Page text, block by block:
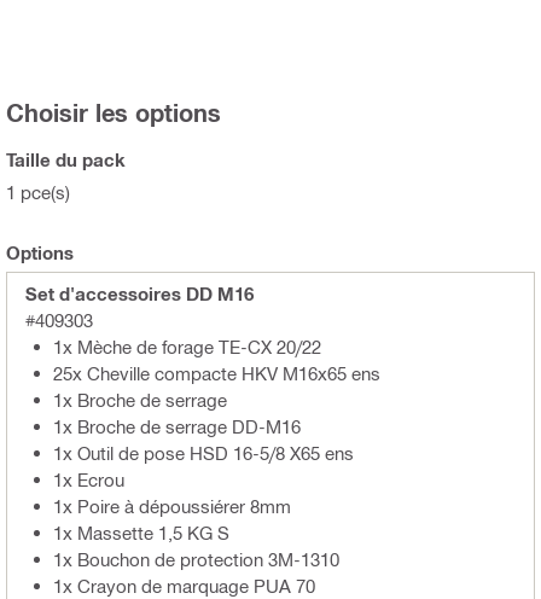
Choisir les options
Taille du pack
1 pce(s)
Options
Set d'accessoires DD M16
#409303
1x Mèche de forage TE-CX 20/22
25x Cheville compacte HKV M16x65 ens
1x Broche de serrage
1x Broche de serrage DD-M16
1x Outil de pose HSD 16-5/8 X65 ens
1x Ecrou
1x Poire à dépoussiérer 8mm
1x Massette 1,5 KG S
1x Bouchon de protection 3M-1310
1x Crayon de marquage PUA 70